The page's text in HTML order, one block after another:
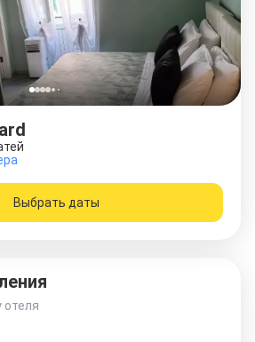
Выбрать даты
отеля